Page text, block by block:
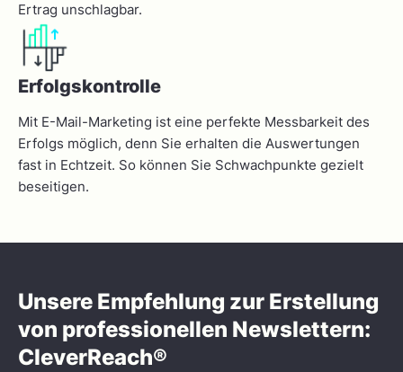
Ertrag unschlagbar.
Erfolgskontrolle
Mit E-Mail-Marketing ist eine perfekte Messbarkeit des
Erfolgs möglich, denn Sie erhalten die Auswertungen
fast in Echtzeit. So können Sie Schwachpunkte gezielt
beseitigen.
Unsere Empfehlung zur Erstellung
von professionellen Newslettern:
CleverReach®